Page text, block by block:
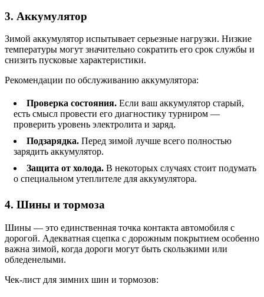
3. Аккумулятор
Зимой аккумулятор испытывает серьезные нагрузки. Низкие
температуры могут значительно сократить его срок службы и
снизить пусковые характеристики.
Рекомендации по обслуживанию аккумулятора:
Проверка состояния. Если ваш аккумулятор старый,
есть смысл провести его диагностику турниром —
проверить уровень электролита и заряд.
Подзарядка. Перед зимой лучше всего полностью
зарядить аккумулятор.
Защита от холода. В некоторых случаях стоит подумать
о специальном утеплителе для аккумулятора.
4. Шины и тормоза
Шины — это единственная точка контакта автомобиля с
дорогой. Адекватная сцепка с дорожным покрытием особенно
важна зимой, когда дороги могут быть скользкими или
обледенелыми.
Чек-лист для зимних шин и тормозов: